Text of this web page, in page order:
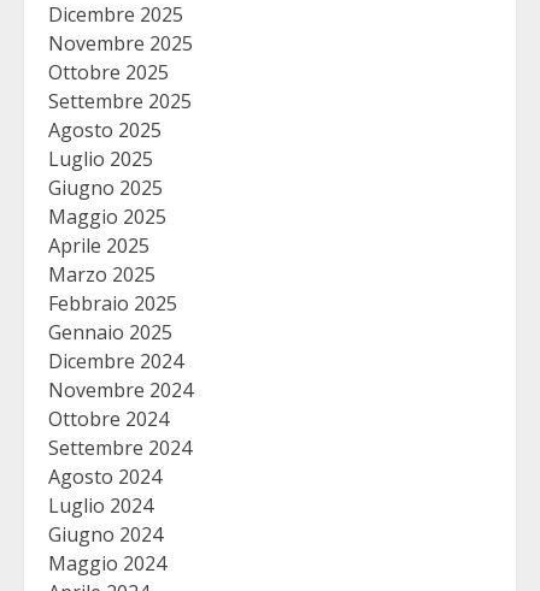
Dicembre 2025
Novembre 2025
Ottobre 2025
Settembre 2025
Agosto 2025
Luglio 2025
Giugno 2025
Maggio 2025
Aprile 2025
Marzo 2025
Febbraio 2025
Gennaio 2025
Dicembre 2024
Novembre 2024
Ottobre 2024
Settembre 2024
Agosto 2024
Luglio 2024
Giugno 2024
Maggio 2024